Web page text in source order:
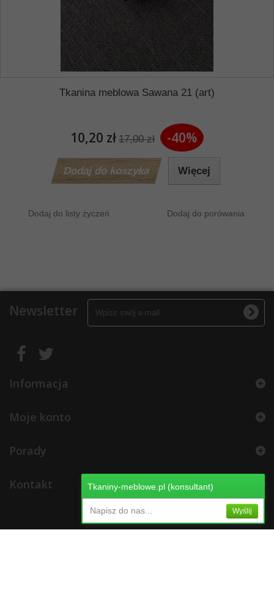
Tkanina meblowa Sawana 21 (art)
10,20 zł 17,00 zł -40%
Dodaj do koszyka Więcej
Dodaj do listy życzeń Dodaj do porówania
Newsletter
Informacja
Moje konto
Porady
Kontakt Tkaniny-meblowe.pl (konsultant)
Napisz do nas... Wyślij